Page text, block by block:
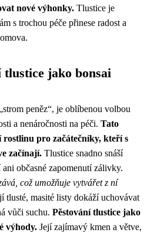
nové výhonky. Tlustice je
s trochou péče přinese radost a
tlustice jako bonsai
peněz“, je oblíbenou volbou
a nenáročnosti na péči. Tato
rostlinu pro začátečníky, kteří s
začínají. Tlustice snadno snáší
občasné zapomenutí zálivky.
což umožňuje vytvářet z ní
tlusté, masité listy dokáží uchovávat
vůči suchu. Pěstování tlustice jako
výhody. Její zajímavý kmen a větve,